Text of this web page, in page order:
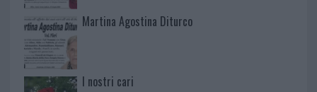
Martina Agostina Diturco
I nostri cari